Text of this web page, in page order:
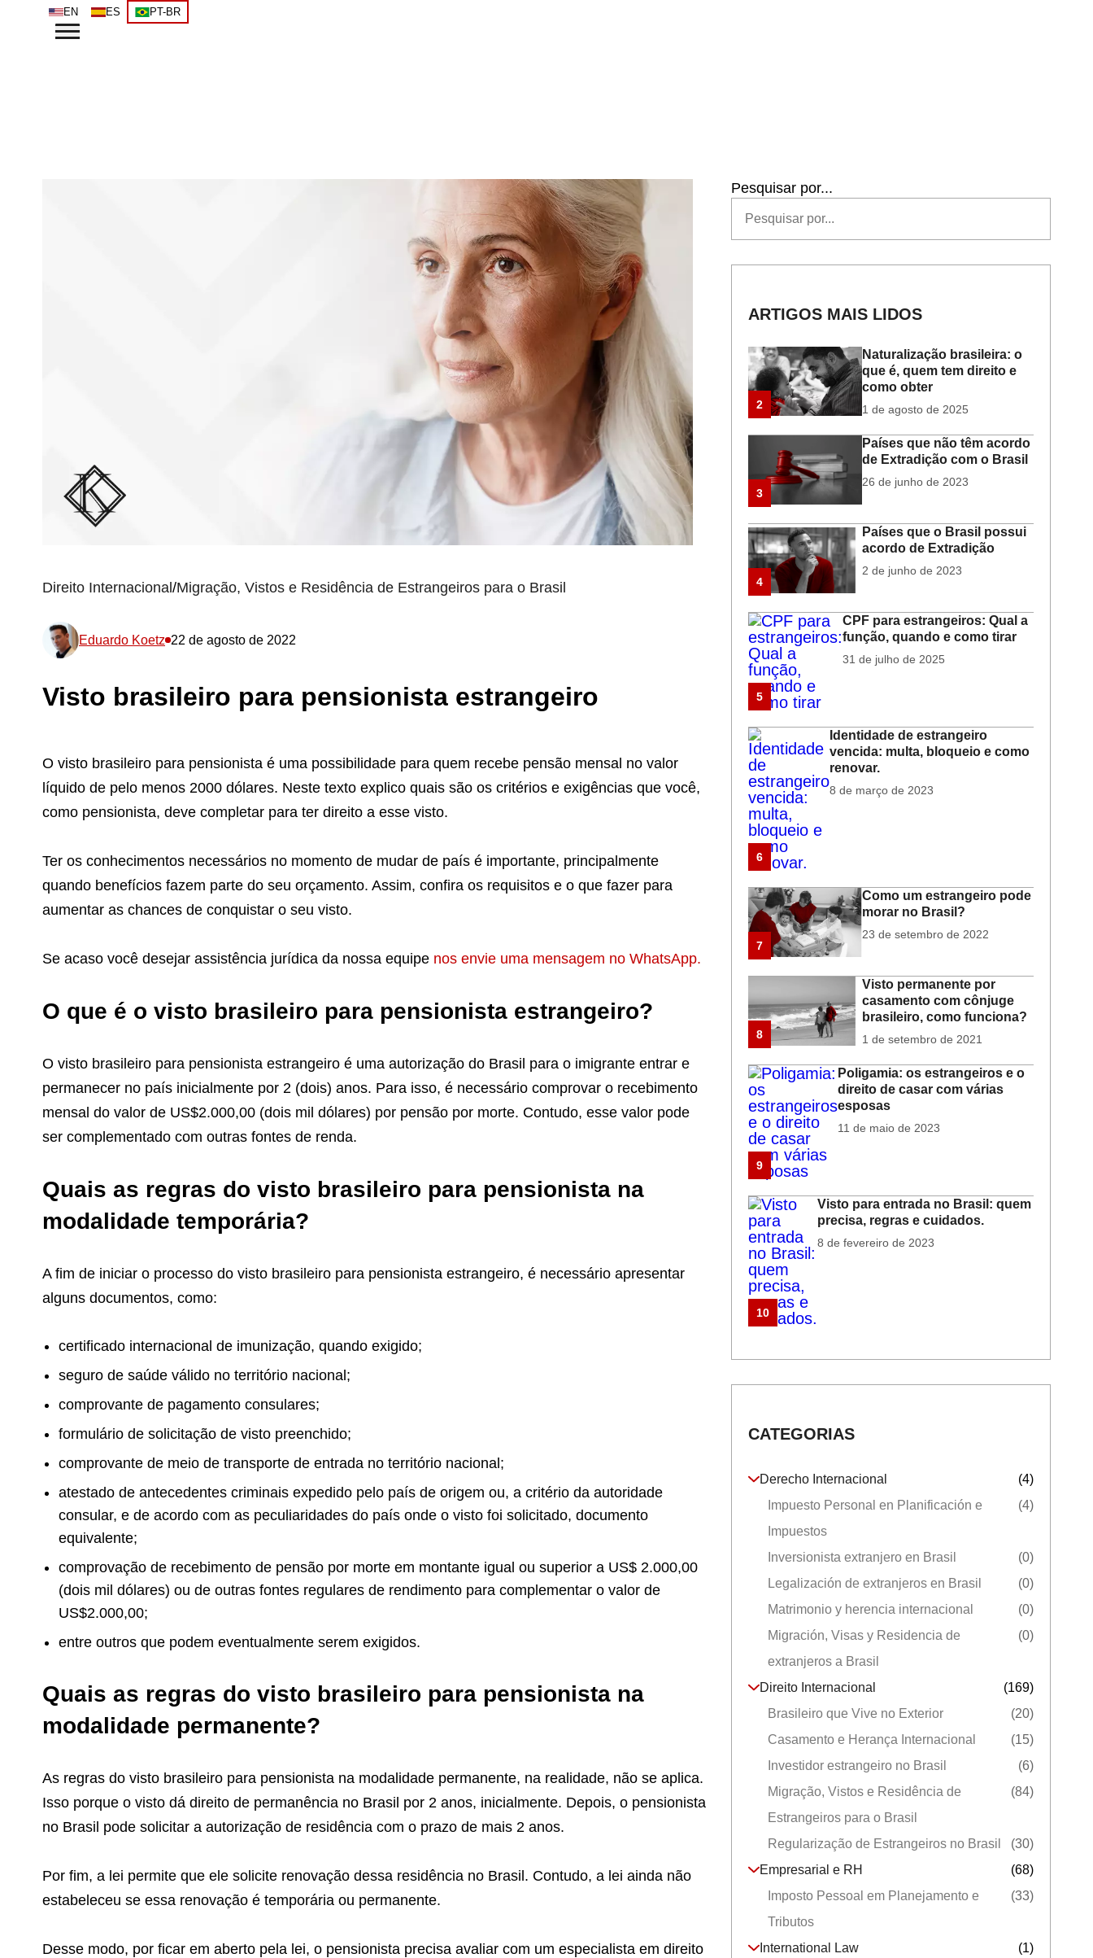
EN ES PT-BR
Direito Internacional /Migração, Vistos e Residência de Estrangeiros para o Brasil
Eduardo Koetz 22 de agosto de 2022
Visto brasileiro para pensionista estrangeiro
O visto brasileiro para pensionista é uma possibilidade para quem recebe pensão mensal no valor
líquido de pelo menos 2000 dólares. Neste texto explico quais são os critérios e exigências que você,
como pensionista, deve completar para ter direito a esse visto.
Ter os conhecimentos necessários no momento de mudar de país é importante, principalmente
quando benefícios fazem parte do seu orçamento. Assim, confira os requisitos e o que fazer para
aumentar as chances de conquistar o seu visto.
Se acaso você desejar assistência jurídica da nossa equipe nos envie uma mensagem no WhatsApp.
O que é o visto brasileiro para pensionista estrangeiro?
O visto brasileiro para pensionista estrangeiro é uma autorização do Brasil para o imigrante entrar e
permanecer no país inicialmente por 2 (dois) anos. Para isso, é necessário comprovar o recebimento
mensal do valor de US$2.000,00 (dois mil dólares) por pensão por morte. Contudo, esse valor pode
ser complementado com outras fontes de renda.
Quais as regras do visto brasileiro para pensionista na
modalidade temporária?
A fim de iniciar o processo do visto brasileiro para pensionista estrangeiro, é necessário apresentar
alguns documentos, como:
certificado internacional de imunização, quando exigido;
seguro de saúde válido no território nacional;
comprovante de pagamento consulares;
formulário de solicitação de visto preenchido;
comprovante de meio de transporte de entrada no território nacional;
atestado de antecedentes criminais expedido pelo país de origem ou, a critério da autoridade
consular, e de acordo com as peculiaridades do país onde o visto foi solicitado, documento
equivalente;
comprovação de recebimento de pensão por morte em montante igual ou superior a US$ 2.000,00
(dois mil dólares) ou de outras fontes regulares de rendimento para complementar o valor de
US$2.000,00;
entre outros que podem eventualmente serem exigidos.
Quais as regras do visto brasileiro para pensionista na
modalidade permanente?
As regras do visto brasileiro para pensionista na modalidade permanente, na realidade, não se aplica.
Isso porque o visto dá direito de permanência no Brasil por 2 anos, inicialmente. Depois, o pensionista
no Brasil pode solicitar a autorização de residência com o prazo de mais 2 anos.
Por fim, a lei permite que ele solicite renovação dessa residência no Brasil. Contudo, a lei ainda não
estabeleceu se essa renovação é temporária ou permanente.
Desse modo, por ficar em aberto pela lei, o pensionista precisa avaliar com um especialista em direito
Pesquisar por...
ARTIGOS MAIS LIDOS
2
Naturalização brasileira: o
que é, quem tem direito e
como obter
1 de agosto de 2025
3
Países que não têm acordo
de Extradição com o Brasil
26 de junho de 2023
4
Países que o Brasil possui
acordo de Extradição
2 de junho de 2023
5
CPF para estrangeiros: Qual a
função, quando e como tirar
31 de julho de 2025
6
Identidade de estrangeiro
vencida: multa, bloqueio e como
renovar.
8 de março de 2023
7
Como um estrangeiro pode
morar no Brasil?
23 de setembro de 2022
8
Visto permanente por
casamento com cônjuge
brasileiro, como funciona?
1 de setembro de 2021
9
Poligamia: os estrangeiros e o
direito de casar com várias
esposas
11 de maio de 2023
10
Visto para entrada no Brasil: quem
precisa, regras e cuidados.
8 de fevereiro de 2023
CATEGORIAS
Derecho Internacional
(4)
Impuesto Personal en Planificación e
Impuestos
(4)
Inversionista extranjero en Brasil
(0)
Legalización de extranjeros en Brasil
(0)
Matrimonio y herencia internacional
(0)
Migración, Visas y Residencia de
extranjeros a Brasil
(0)
Direito Internacional
(169)
Brasileiro que Vive no Exterior
(20)
Casamento e Herança Internacional
(15)
Investidor estrangeiro no Brasil
(6)
Migração, Vistos e Residência de
Estrangeiros para o Brasil
(84)
Regularização de Estrangeiros no Brasil
(30)
Empresarial e RH
(68)
Imposto Pessoal em Planejamento e
Tributos
(33)
International Law
(1)